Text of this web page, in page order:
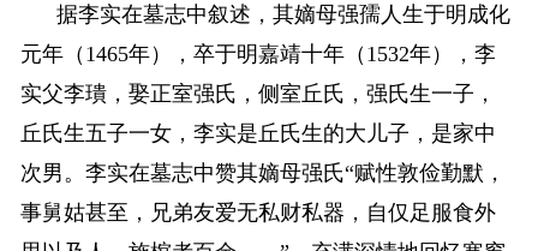
据李实在墓志中叙述，其嫡母强孺人生于明成化
元年（1465年），卒于明嘉靖十年（1532年），李
实父李璝，娶正室强氏，侧室丘氏，强氏生一子，
丘氏生五子一女，李实是丘氏生的大儿子，是家中
次男。李实在墓志中赞其嫡母强氏“赋性敦俭勤默，
事舅姑甚至，兄弟友爱无私财私器，自仅足服食外